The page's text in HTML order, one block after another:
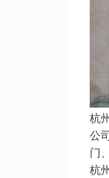
杭
公
门
杭